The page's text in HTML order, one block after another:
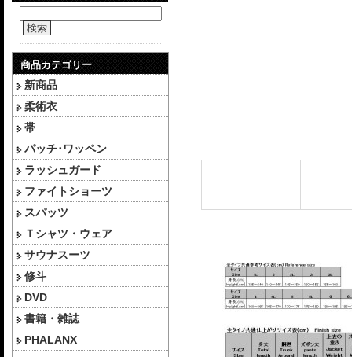
検索
商品カテゴリー
新商品
柔術衣
帯
パッチ･ワッペン
ラッシュガード
ファイトショーツ
スパッツ
Ｔシャツ・ウェア
サウナスーツ
修斗
DVD
書籍・雑誌
PHALANX